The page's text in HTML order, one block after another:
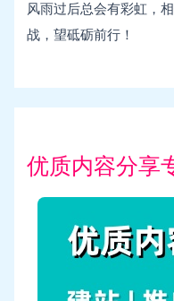
风雨过后总会有彩虹，
战，望砥砺前行！
优质内容分享